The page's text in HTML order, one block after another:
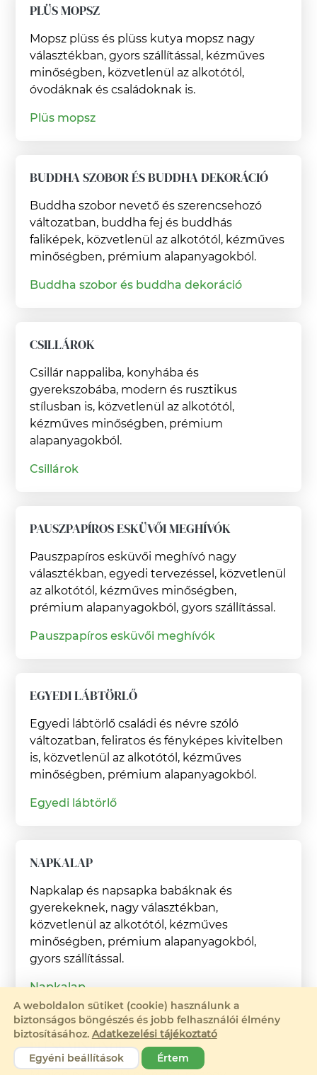
PLÜS MOPSZ
Mopsz plüss és plüss kutya mopsz nagy
választékban, gyors szállítással, kézműves
minőségben, közvetlenül az alkotótól,
óvodáknak és családoknak is.
Plüs mopsz
BUDDHA SZOBOR ÉS BUDDHA DEKORÁCIÓ
Buddha szobor nevető és szerencsehozó
változatban, buddha fej és buddhás
faliképek, közvetlenül az alkotótól, kézműves
minőségben, prémium alapanyagokból.
Buddha szobor és buddha dekoráció
CSILLÁROK
Csillár nappaliba, konyhába és
gyerekszobába, modern és rusztikus
stílusban is, közvetlenül az alkotótól,
kézműves minőségben, prémium
alapanyagokból.
Csillárok
PAUSZPAPÍROS ESKÜVŐI MEGHÍVÓK
Pauszpapíros esküvői meghívó nagy
választékban, egyedi tervezéssel, közvetlenül
az alkotótól, kézműves minőségben,
prémium alapanyagokból, gyors szállítással.
Pauszpapíros esküvői meghívók
EGYEDI LÁBTÖRLŐ
Egyedi lábtörlő családi és névre szóló
változatban, feliratos és fényképes kivitelben
is, közvetlenül az alkotótól, kézműves
minőségben, prémium alapanyagokból.
Egyedi lábtörlő
NAPKALAP
Napkalap és napsapka babáknak és
gyerekeknek, nagy választékban,
közvetlenül az alkotótól, kézműves
minőségben, prémium alapanyagokból,
gyors szállítással.
Napkalap
PLÜSS MINIONOK
A weboldalon sütiket (cookie) használunk a
biztonságos böngészés és jobb felhasználói élmény
biztosításához. Adatkezelési tájékoztató
Egyéni beállítások
Értem